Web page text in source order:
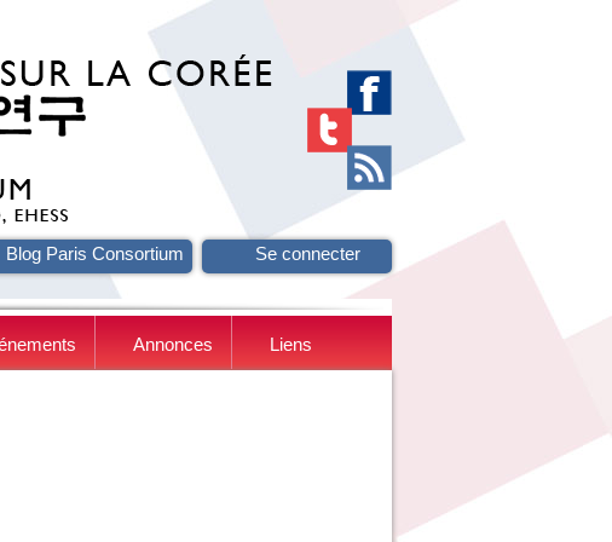
Blog Paris Consortium Se connecter
Annonces Liens